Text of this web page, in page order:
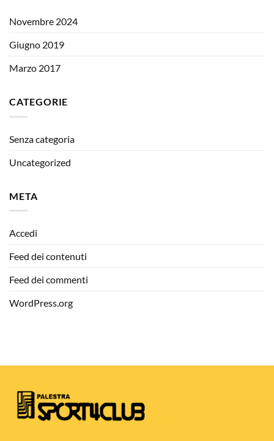
Novembre 2024
Giugno 2019
Marzo 2017
CATEGORIE
Senza categoria
Uncategorized
META
Accedi
Feed dei contenuti
Feed dei commenti
WordPress.org